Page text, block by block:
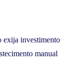
exija investimento
manual